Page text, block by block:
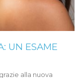
UN ESAME
alla nuova